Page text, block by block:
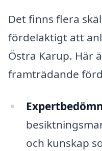
Det finns flera
fördelaktigt att
Östra Karup. Här
framträdande
och kunskap